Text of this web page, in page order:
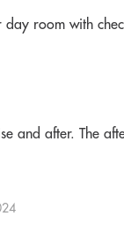
room with
and after. The